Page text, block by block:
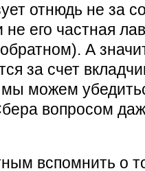
отнюдь не за
не его частная
А
за счет
мы можем
вопросом
вспомнить о